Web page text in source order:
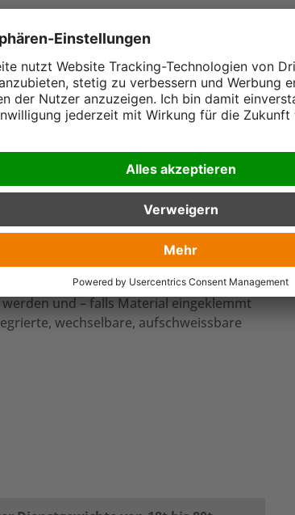
sowie bei der Zerkleinerung von
des 360° Endlosdrehwerks ist die
mehr Kraft und extrem schnelle
ausgestattet.
Bolzenverschleiß minimiert. Das
Schneidmesser ermöglichen eine
ist ideal für große Schrott-
und – falls Material eingeklemmt
wechselbare, aufschweissbare